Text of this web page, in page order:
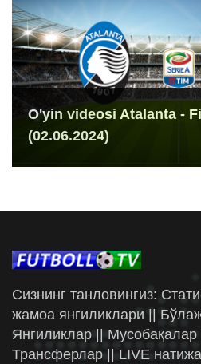
O'yin videosi Atalanta -
(02.06.2024)
Сизнинг танловингиз:
жамоа янгиликлари ||
Янгиликлар || Мусобақалар
Трансферлар || LIVE